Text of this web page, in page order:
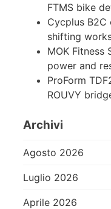
FTMS bike
Cycplus
shifting
MOK Fitness
power and
ProForm
ROUVY
Archivi
Agosto 2026
Luglio 2026
Aprile 2026